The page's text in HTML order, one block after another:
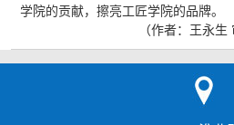
学院的贡献，擦亮工匠学院的品牌。
（作者：王永生